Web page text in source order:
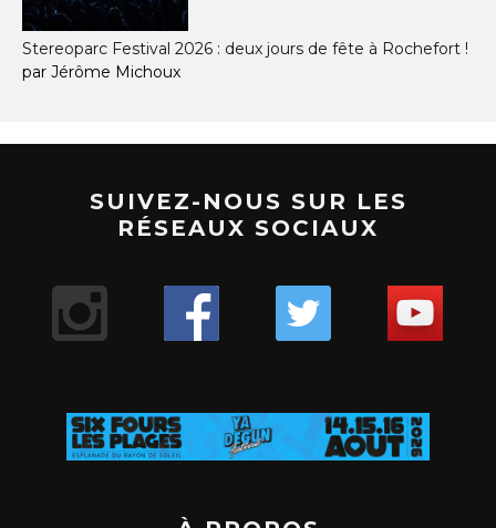
Stereoparc Festival 2026 : deux jours de fête à Rochefort !
par Jérôme Michoux
SUIVEZ-NOUS SUR LES
RÉSEAUX SOCIAUX